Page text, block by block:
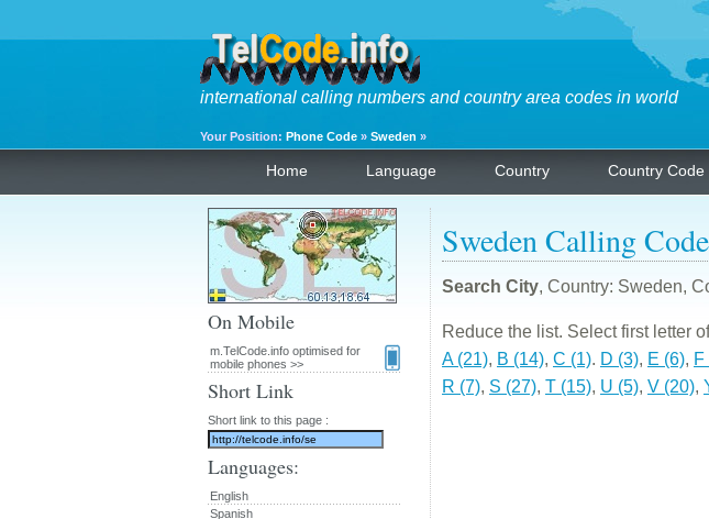
international calling numbers and country area codes in world
Your Position: Phone Code » Sweden »
Home Language Country Country Code
Sweden Calling Code
Search City, Country: Sweden,
Reduce the list. Select first letter
A (21), B (14), C (1). D (3), E (6), F
R (7), S (27), T (15), U (5), V (20),
On Mobile
m.TelCode.info optimised for
mobile phones >>
Short Link
Short link to this page :
Languages:
English
Spanish